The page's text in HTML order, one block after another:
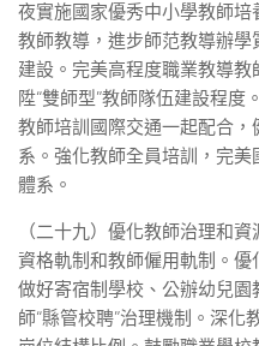
夜實施國家優秀中小學教師
教師教導，進步師范教導辦
建設。完美高程度職業教導
陞“雙師型”教師隊伍建設程
教師培訓國際交通一起配合
系。強化教師全員培訓，完
體系。
（二十九）優化教師治理和
資格軌制和教師僱用軌制。
做好寄宿制學校、公辦幼兒
師“縣管校聘”治理機制。深